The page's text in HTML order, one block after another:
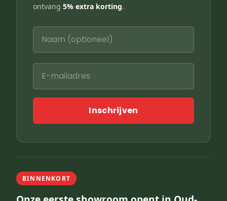
ontvang 5% extra korting.
Inschrijven
BINNENKORT